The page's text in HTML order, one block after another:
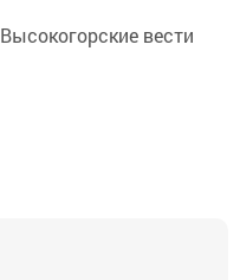
Высокогорские вести